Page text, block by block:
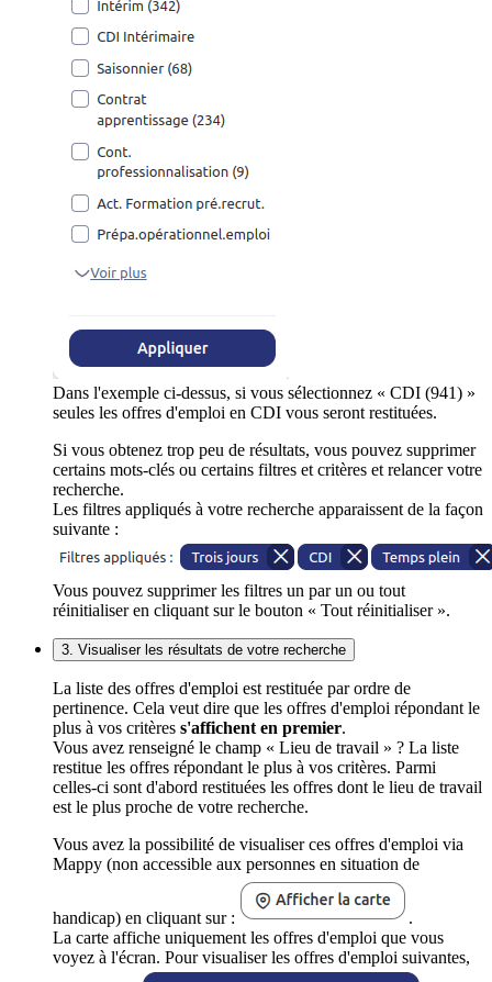
Dans l'exemple ci-dessus, si vous sélectionnez « CDI (941) »
seules les offres d'emploi en CDI vous seront restituées.
Si vous obtenez trop peu de résultats, vous pouvez supprimer
certains mots-clés ou certains filtres et critères et relancer votre
recherche.
Les filtres appliqués à votre recherche apparaissent de la façon
suivante :
Vous pouvez supprimer les filtres un par un ou tout
réinitialiser en cliquant sur le bouton « Tout réinitialiser ».
3. Visualiser les résultats de votre recherche
La liste des offres d'emploi est restituée par ordre de
pertinence. Cela veut dire que les offres d'emploi répondant le
plus à vos critères s'affichent en premier.
Vous avez renseigné le champ « Lieu de travail » ? La liste
restitue les offres répondant le plus à vos critères. Parmi
celles-ci sont d'abord restituées les offres dont le lieu de travail
est le plus proche de votre recherche.
Vous avez la possibilité de visualiser ces offres d'emploi via
Mappy (non accessible aux personnes en situation de
handicap) en cliquant sur :
.
La carte affiche uniquement les offres d'emploi que vous
voyez à l'écran. Pour visualiser les offres d'emploi suivantes,